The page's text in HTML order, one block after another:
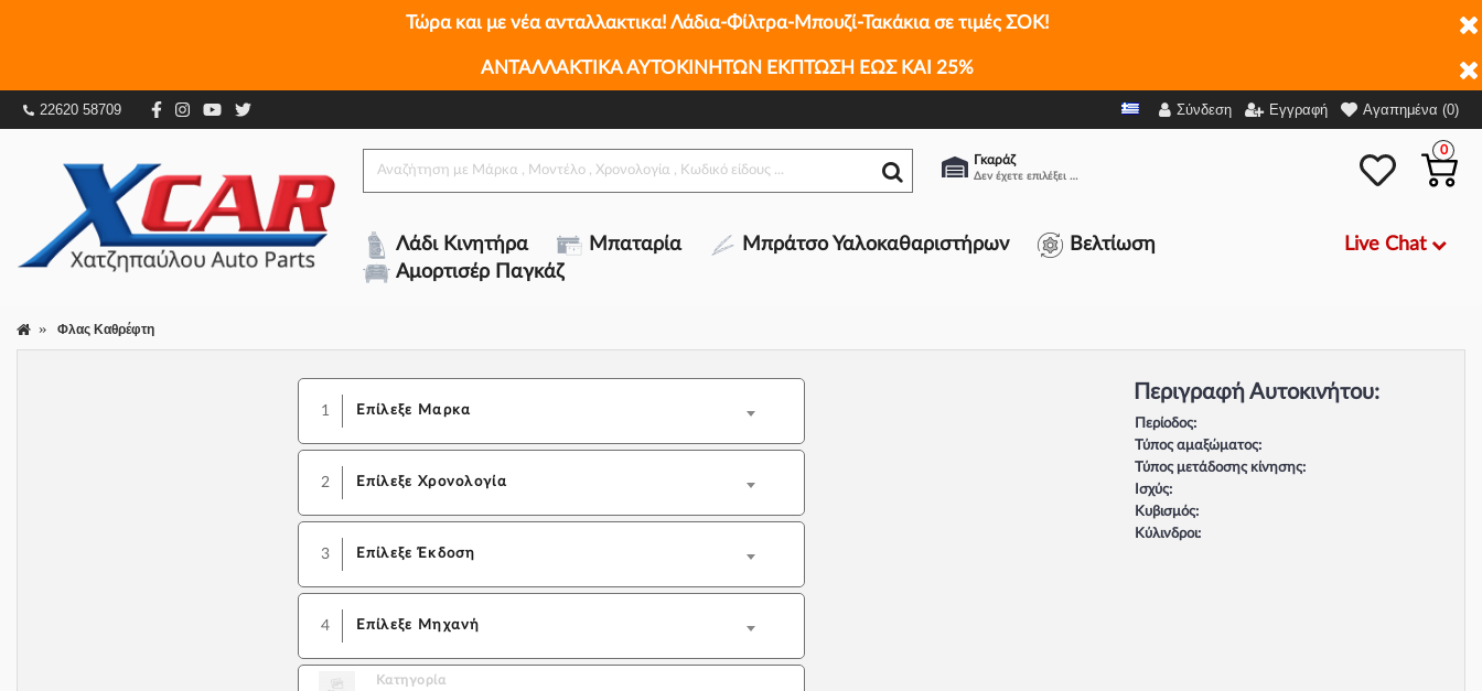
Τώρα και με νέα ανταλλακτικα! Λάδια-Φίλτρα-Μπουζί-Τακάκια σε τιμές ΣΟΚ!
ΑΝΤΑΛΛΑΚΤΙΚΑ ΑΥΤΟΚΙΝΗΤΩΝ ΕΚΠΤΩΣΗ ΕΩΣ ΚΑΙ 25%
22620 58709 Σύνδεση Εγγραφή Αγαπημένα (0)
Γκαράζ
Δεν έχετε επιλέξει αμάξι.
0
Λάδι Κινητήρα Μπαταρία Μπράτσο Υαλοκαθαριστήρων
Βελτίωση
Αμορτισέρ Παγκάζ
Live Chat
Φλας Καθρέφτη
1 Επίλεξε Μαρκα
2 Επίλεξε Χρονολογία
3 Επίλεξε Έκδοση
4 Επίλεξε Μηχανή
Κατηγορία
Περιγραφή Αυτοκινήτου:
Περίοδος:
Τύπος αμαξώματος:
Τύπος μετάδοσης κίνησης:
Ισχύς:
Κυβισμός:
Κύλινδροι: